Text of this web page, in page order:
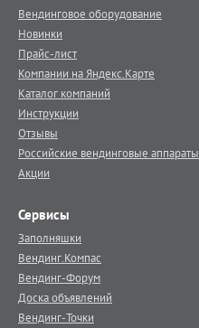
Вендинговое оборудование
Новинки
Прайс-лист
Компании на Яндекс.Карте
Каталог компаний
Инструкции
Отзывы
Российские вендинговые аппараты
Акции
Сервисы
Заполняшки
Вендинг.Компас
Вендинг-Форум
Доска объявлений
Вендинг-Точки